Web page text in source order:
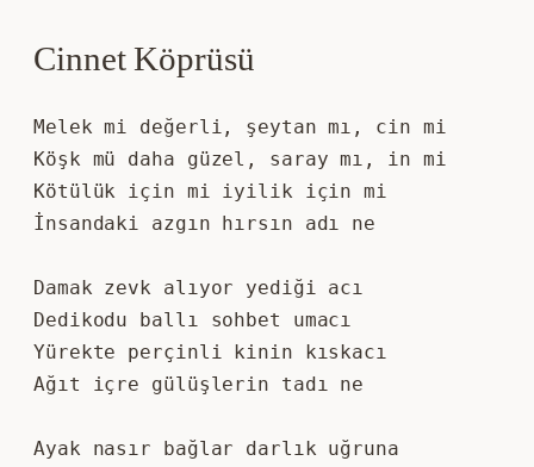
Cinnet Köprüsü
Melek mi değerli, şeytan mı, cin mi
Köşk mü daha güzel, saray mı, in mi
Kötülük için mi iyilik için mi
İnsandaki azgın hırsın adı ne
Damak zevk alıyor yediği acı
Dedikodu ballı sohbet umacı
Yürekte perçinli kinin kıskacı
Ağıt içre gülüşlerin tadı ne
Ayak nasır bağlar darlık uğruna